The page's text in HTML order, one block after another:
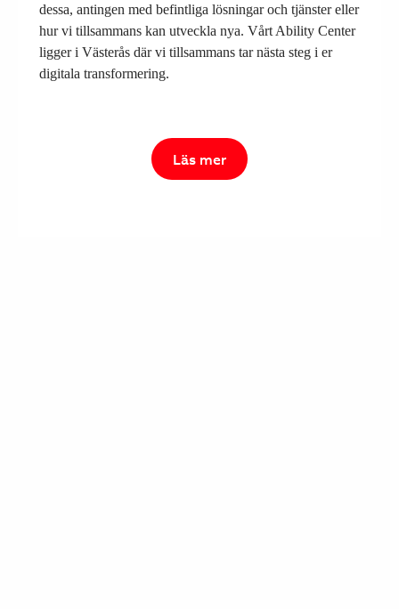
dessa, antingen med befintliga lösningar och tjänster eller
hur vi tillsammans kan utveckla nya. Vårt Ability Center
ligger i Västerås där vi tillsammans tar nästa steg i er
digitala transformering.
Läs mer